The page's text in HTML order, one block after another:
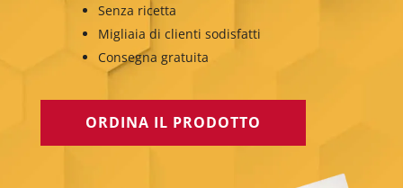
Senza ricetta
Migliaia di clienti sodisfatti
Consegna gratuita
ORDINA IL PRODOTTO